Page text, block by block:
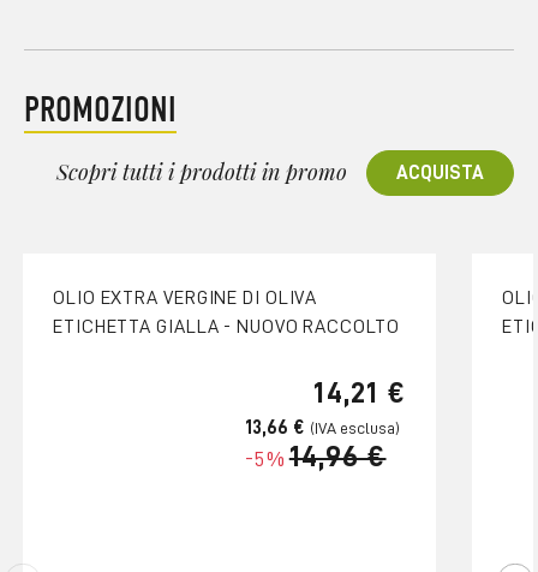
PROMOZIONI
Scopri tutti i prodotti in promo ACQUISTA
OLIO EXTRA VERGINE DI OLIVA
ETICHETTA GIALLA - NUOVO RACCOLTO
-5% 14,96 €
14,21 €
13,66 €